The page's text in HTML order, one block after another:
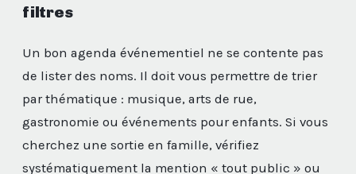
filtres
Un bon agenda événementiel ne se contente pas
de lister des noms. Il doit vous permettre de trier
par thématique : musique, arts de rue,
gastronomie ou événements pour enfants. Si vous
cherchez une sortie en famille, vérifiez
systématiquement la mention « tout public » ou